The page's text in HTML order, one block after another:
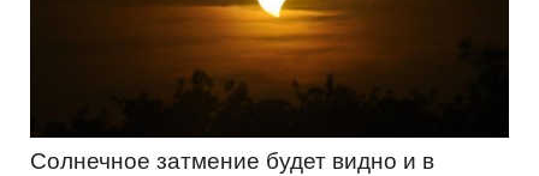
Солнечное затмение будет видно и в